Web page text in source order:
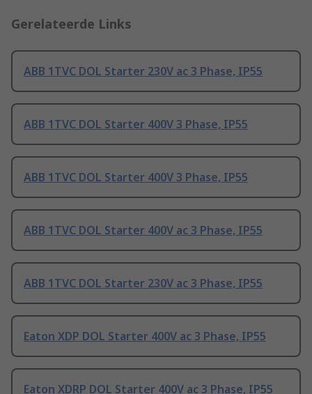
Gerelateerde Links
ABB 1TVC DOL Starter 230V ac 3 Phase, IP55
ABB 1TVC DOL Starter 400V 3 Phase, IP55
ABB 1TVC DOL Starter 400V 3 Phase, IP55
ABB 1TVC DOL Starter 400V ac 3 Phase, IP55
ABB 1TVC DOL Starter 230V ac 3 Phase, IP55
Eaton XDP DOL Starter 400V ac 3 Phase, IP55
Eaton XDRP DOL Starter 400V ac 3 Phase, IP55